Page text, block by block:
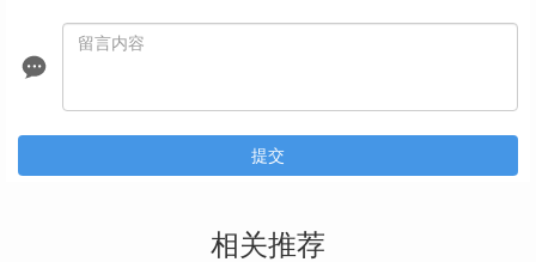
提交
相关推荐